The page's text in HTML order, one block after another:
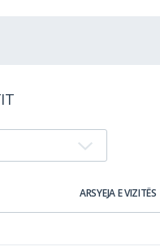
ARSYEJA E VIZITËS